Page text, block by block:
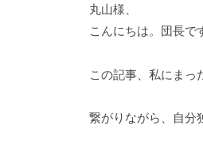
丸山様、
こんにちは。団長で
この記事、私にまっ
繋がりながら、自分